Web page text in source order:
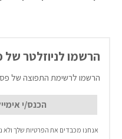
הרשמו לניוזלטר
הרשמו לרשימת התפוצה של
אנחנו מכבדים את הפרטיות שלך